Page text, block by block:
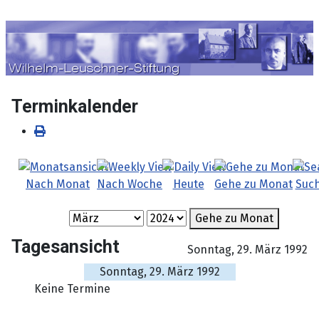
Terminkalender
Nach Monat Nach Woche Heute Gehe zu Monat
Gehe zu Monat
Tagesansicht
Sonntag, 29. März 1992
Sonntag, 29. März 1992
Keine Termine